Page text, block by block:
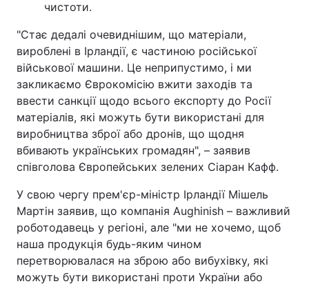
чистоти.
"Стає дедалі очевиднішим, що матеріали,
вироблені в Ірландії, є частиною російської
військової машини. Це неприпустимо, і ми
закликаємо Єврокомісію вжити заходів та
ввести санкції щодо всього експорту до Росії
матеріалів, які можуть бути використані для
виробництва зброї або дронів, що щодня
вбивають українських громадян", – заявив
співголова Європейських зелених Сіаран Кафф.
У свою чергу прем'єр-міністр Ірландії Мішель
Мартін заявив, що компанія Aughinish – важливий
роботодавець у регіоні, але "ми не хочемо, щоб
наша продукція будь-яким чином
перетворювалася на зброю або вибухівку, які
можуть бути використані проти України або